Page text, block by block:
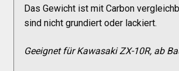
Allgemeine Geschäftsbedingungen
Das Gewicht ist mit Carbon
sind nicht grundiert oder lackiert.
Geeignet für Kawasaki ZX-10R, ab